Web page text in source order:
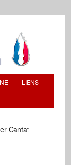
LIENS
Cantat